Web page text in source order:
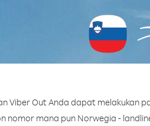
Viber Out Anda dapat melakukan
nomor mana pun Norwegia -